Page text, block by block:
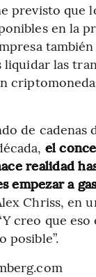
previsto que
en la
las
de cadenas
el
realidad
empezar a
Chriss, en
creo que eso
posible”.